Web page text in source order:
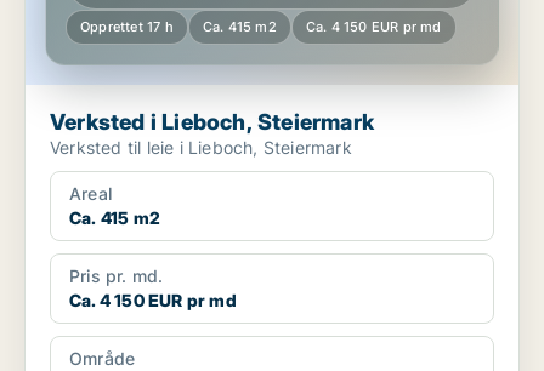
Opprettet 17 h Ca. 415 m2 Ca. 4 150 EUR pr md
Verksted i Lieboch, Steiermark
Verksted til leie i Lieboch, Steiermark
Areal
Ca. 415 m2
Pris pr. md.
Ca. 4 150 EUR pr md
Område